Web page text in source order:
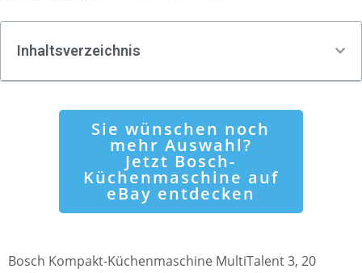
Inhaltsverzeichnis
Sie wünschen noch
mehr Auswahl?
Jetzt Bosch-
Küchenmaschine auf
eBay entdecken
Bosch Kompakt-Küchenmaschine MultiTalent 3, 20